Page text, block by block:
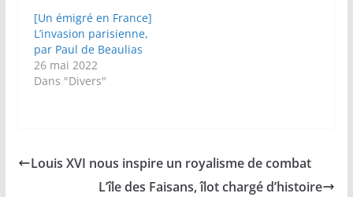
[Un émigré en France]
L’invasion parisienne,
par Paul de Beaulias
26 mai 2022
Dans "Divers"
Louis XVI nous inspire un royalisme de combat
L’île des Faisans, îlot chargé d’histoire